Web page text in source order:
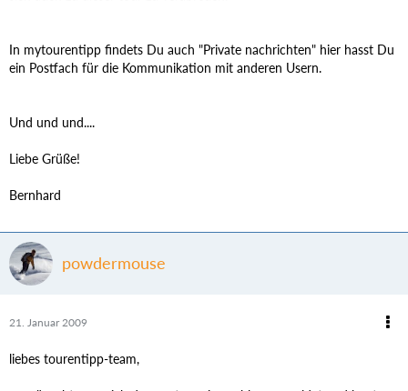
In mytourentipp findets Du auch "Private nachrichten" hier hasst Du
ein Postfach für die Kommunikation mit anderen Usern.
Und und und....
Liebe Grüße!
Bernhard
powdermouse
21. Januar 2009
liebes tourentipp-team,